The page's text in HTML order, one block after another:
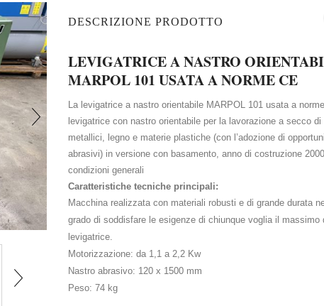
INGRANDISCI FOTO
DESCRIZIONE PRODOTTO
LEVIGATRICE A NASTRO
MARPOL 101 USATA A NORME CE
La levigatrice a nastro orientabile MARPOL 101 usata a
levigatrice con nastro orientabile per la lavorazione a secco di
metallici, legno e materie plastiche (con l’adozione di
abrasivi) in versione con basamento, anno di costruzione
condizioni generali
Caratteristiche tecniche principali:
Macchina realizzata con materiali robusti e di grande durata
grado di soddisfare le esigenze di chiunque voglia il massimo
levigatrice.
Motorizzazione: da 1,1 a 2,2 Kw
Nastro abrasivo: 120 x 1500 mm
Peso: 74 kg